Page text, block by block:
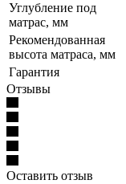
Углубление под
матрас, мм
Рекомендованная
высота матраса, мм
Гарантия
Отзывы
Оставить отзыв